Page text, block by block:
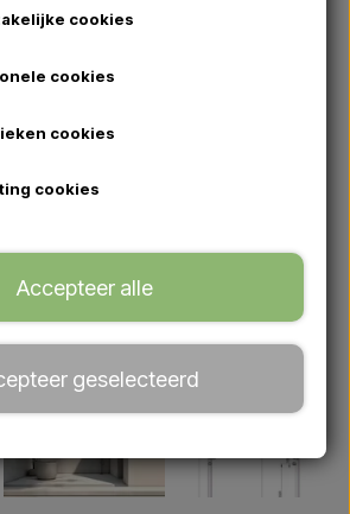
cookies
cookies
cookies
cookies
Accepteer alle
geselecteerd